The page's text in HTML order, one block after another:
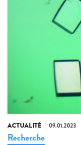
ACTUALITÉ 09.01.2023
Recherche